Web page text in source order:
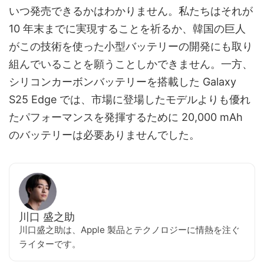
いつ発売できるかはわかりません。私たちはそれが
10 年末までに実現することを祈るか、韓国の巨人
がこの技術を使った小型バッテリーの開発にも取り
組んでいることを願うことしかできません。一方、
シリコンカーボンバッテリーを搭載した Galaxy
S25 Edge では、市場に登場したモデルよりも優れ
たパフォーマンスを発揮するために 20,000 mAh
のバッテリーは必要ありませんでした。
川口 盛之助
川口盛之助は、Apple 製品とテクノロジーに情熱を注ぐ
ライターです。